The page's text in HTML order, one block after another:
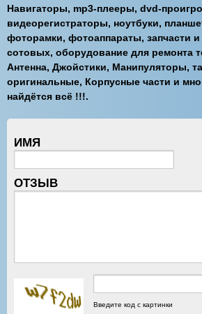
Навигаторы, mp3-плееры, dvd-
видеорегистраторы, ноутбуки,
фоторамки, фотоаппараты, запчасти
сотовых, оборудование для ремонта
Антенна, Джойстики, Манипуляторы,
оригинальные, Корпусные части и
найдётся всё !!!.
ИМЯ
ОТЗЫВ
Введите код с картинки